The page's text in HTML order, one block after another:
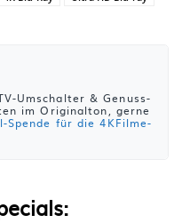
Umschalter & Genuss-
im Originalton, gerne
Spende für die 4KFilme-